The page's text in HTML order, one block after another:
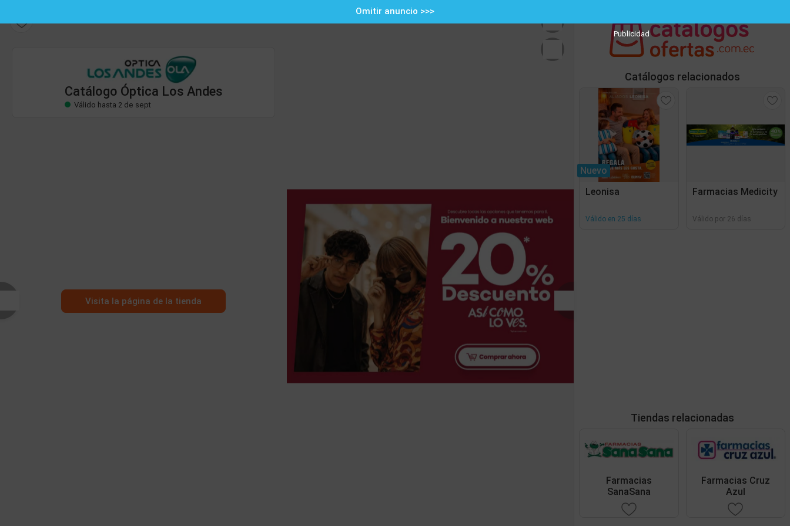
Válido hasta 2 de sept
Publicidad
Omitir anuncio >>>
Catálogo Óptica Los Andes
Válido hasta 2 de sept
Visita la página de la tienda
Catálogos relacionados
Nuevo
Leonisa
Válido en 25 días
Farmacias Medicity
Válido por 26 días
Tiendas relacionadas
Farmacias
SanaSana
Farmacias Cruz
Azul